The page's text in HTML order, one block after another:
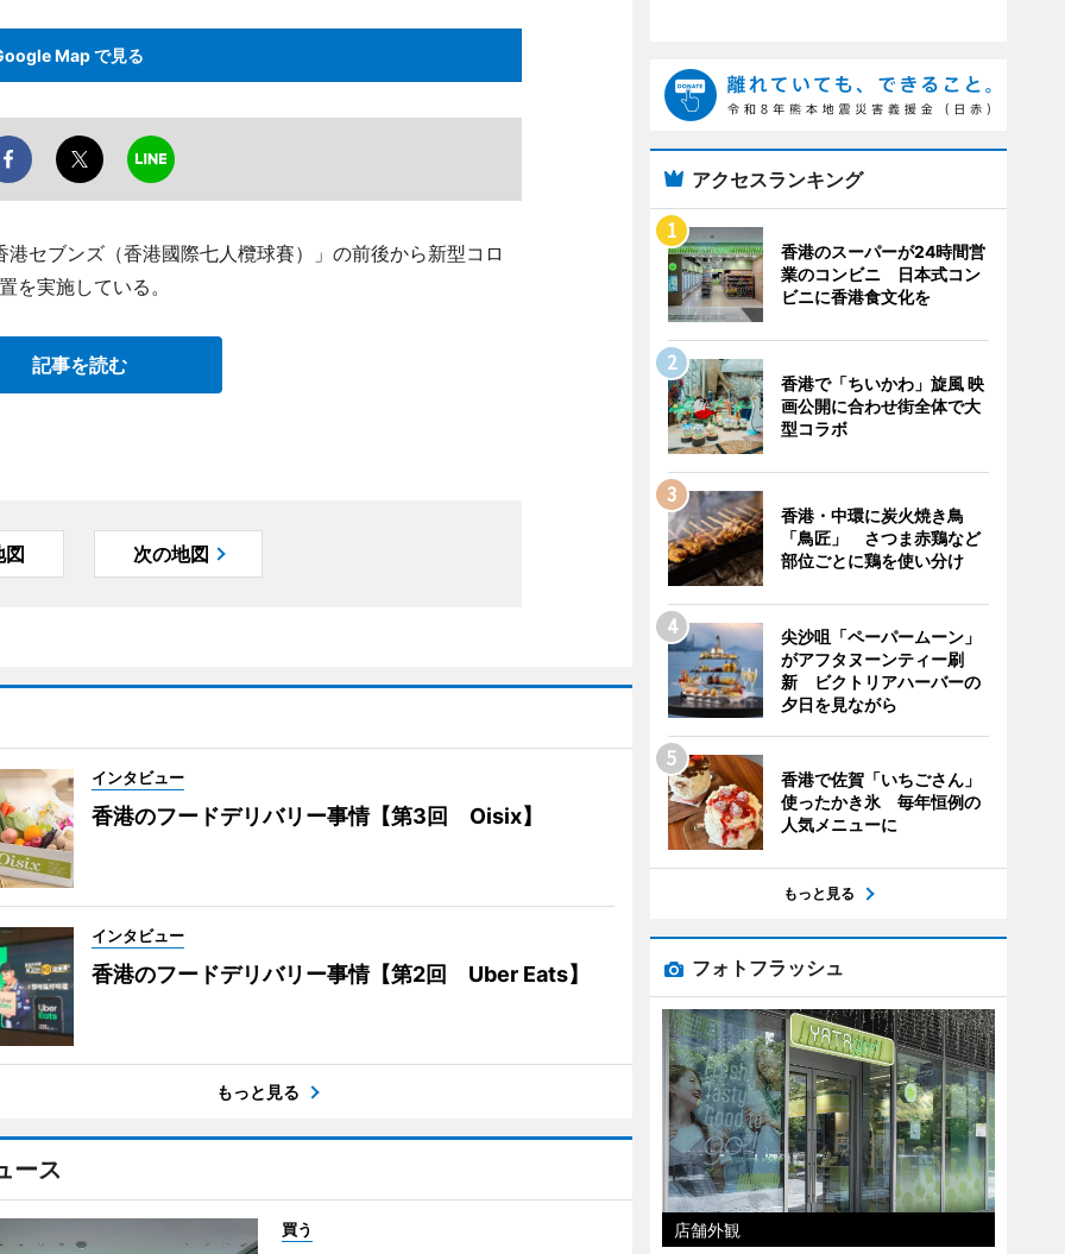
Map で見る
セブンズ（香港國際七人欖球賽）」の前後から新型コロ
を実施している。
記事を読む
図 次の地図
インタビュー
香港のフードデリバリー事情【第3回 Oisix】
インタビュー
香港のフードデリバリー事情【第2回 Uber Eats】
もっと見る
ース
買う
アクセスランキング
香港のスーパーが24時間営
業のコンビニ 日本式コン
ビニに香港食文化を
香港で「ちいかわ」旋風 映
画公開に合わせ街全体で大
型コラボ
香港・中環に炭火焼き鳥
「鳥匠」 さつま赤鶏など
部位ごとに鶏を使い分け
尖沙咀「ペーパームーン」
がアフタヌーンティー刷
新 ビクトリアハーバーの
夕日を見ながら
香港で佐賀「いちごさん」
使ったかき氷 毎年恒例の
人気メニューに
もっと見る
フォトフラッシュ
店舗外観